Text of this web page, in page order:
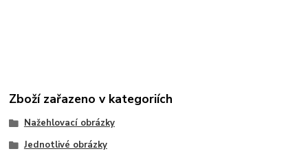
Zboží zařazeno v kategoriích
Nažehlovací obrázky
Jednotlivé obrázky